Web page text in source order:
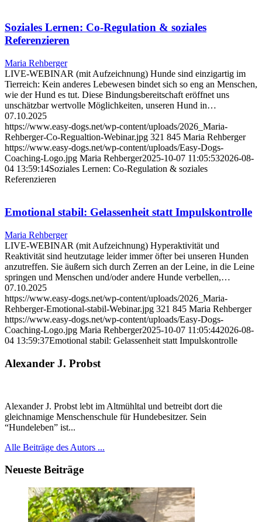
Soziales Lernen: Co-Regulation & soziales
Referenzieren
Maria Rehberger
LIVE-WEBINAR (mit Aufzeichnung) Hunde sind einzigartig im
Tierreich: Kein anderes Lebewesen bindet sich so eng an Menschen,
wie der Hund es tut. Diese Bindungsbereitschaft eröffnet uns
unschätzbar wertvolle Möglichkeiten, unseren Hund in…
07.10.2025
https://www.easy-dogs.net/wp-content/uploads/2026_Maria-
Rehberger-Co-Regualtion-Webinar.jpg 321 845 Maria Rehberger
https://www.easy-dogs.net/wp-content/uploads/Easy-Dogs-
Coaching-Logo.jpg Maria Rehberger2025-10-07 11:05:532026-08-
04 13:59:14Soziales Lernen: Co-Regulation & soziales
Referenzieren
Emotional stabil: Gelassenheit statt Impulskontrolle
Maria Rehberger
LIVE-WEBINAR (mit Aufzeichnung) Hyperaktivität und
Reaktivität sind heutzutage leider immer öfter bei unseren Hunden
anzutreffen. Sie äußern sich durch Zerren an der Leine, in die Leine
springen und Menschen und/oder andere Hunde verbellen,…
07.10.2025
https://www.easy-dogs.net/wp-content/uploads/2026_Maria-
Rehberger-Emotional-stabil-Webinar.jpg 321 845 Maria Rehberger
https://www.easy-dogs.net/wp-content/uploads/Easy-Dogs-
Coaching-Logo.jpg Maria Rehberger2025-10-07 11:05:442026-08-
04 13:59:37Emotional stabil: Gelassenheit statt Impulskontrolle
Alexander J. Probst
Alexander J. Probst lebt im Altmühltal und betreibt dort die
gleichnamige Menschenschule für Hundebesitzer. Sein
“Hundeleben” ist...
Alle Beiträge des Autors ...
Neueste Beiträge